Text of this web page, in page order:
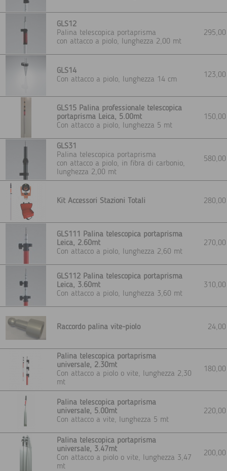
GLS12
Palina telescopica portaprisma
con attacco a piolo, lunghezza 2,00 mt
GLS14
Con attacco a piolo, lunghezza 14 cm
GLS15 Palina professionale telescopica
portaprisma Leica, 5.00mt
Con attacco a piolo, lunghezza 5 mt
GLS31
Palina telescopica portaprisma
con attacco a piolo, in fibra di carbonio,
lunghezza 2,00 mt
Kit Accessori Stazioni Totali
GLS111 Palina telescopica portaprisma
Leica, 2.60mt
Con attacco a piolo, lunghezza 2,60 mt
GLS112 Palina telescopica portaprisma
Leica, 3.60mt
Con attacco a piolo, lunghezza 3,60 mt
Raccordo palina vite-piolo
Palina telescopica portaprisma
universale, 2.30mt
Con attacco a piolo o vite, lunghezza 2,30
mt
Palina telescopica portaprisma
universale, 5.00mt
Con attacco a vite, lunghezza 5 mt
Palina telescopica portaprisma
universale, 3.47mt
Con attacco a piolo o vite, lunghezza 3,47
mt